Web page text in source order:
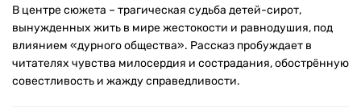
В центре сюжета – трагическая судьба детей-сирот,
вынужденных жить в мире жестокости и равнодушия, под
влиянием «дурного общества». Рассказ пробуждает в
читателях чувства милосердия и сострадания, обострённую
совестливость и жажду справедливости.